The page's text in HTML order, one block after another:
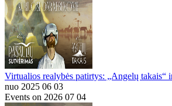
Virtualios realybės patirtys: „Angelų takais“
nuo 2025 06 03
Events on 2026 07 04